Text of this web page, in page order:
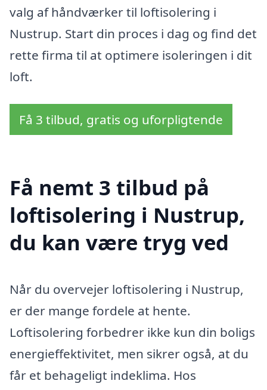
valg af håndværker til loftisolering i
Nustrup. Start din proces i dag og find det
rette firma til at optimere isoleringen i dit
loft.
Få 3 tilbud, gratis og uforpligtende
Få nemt 3 tilbud på
loftisolering i Nustrup,
du kan være tryg ved
Når du overvejer loftisolering i Nustrup,
er der mange fordele at hente.
Loftisolering forbedrer ikke kun din boligs
energieffektivitet, men sikrer også, at du
får et behageligt indeklima. Hos